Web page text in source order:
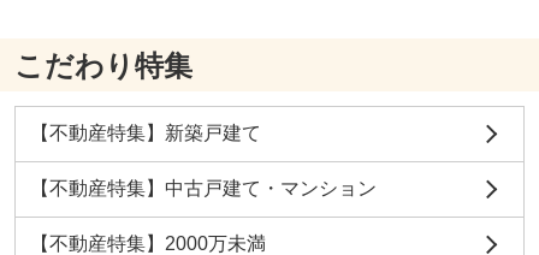
こだわり特集
【不動産特集】新築戸建て
【不動産特集】中古戸建て・マンション
【不動産特集】2000万未満